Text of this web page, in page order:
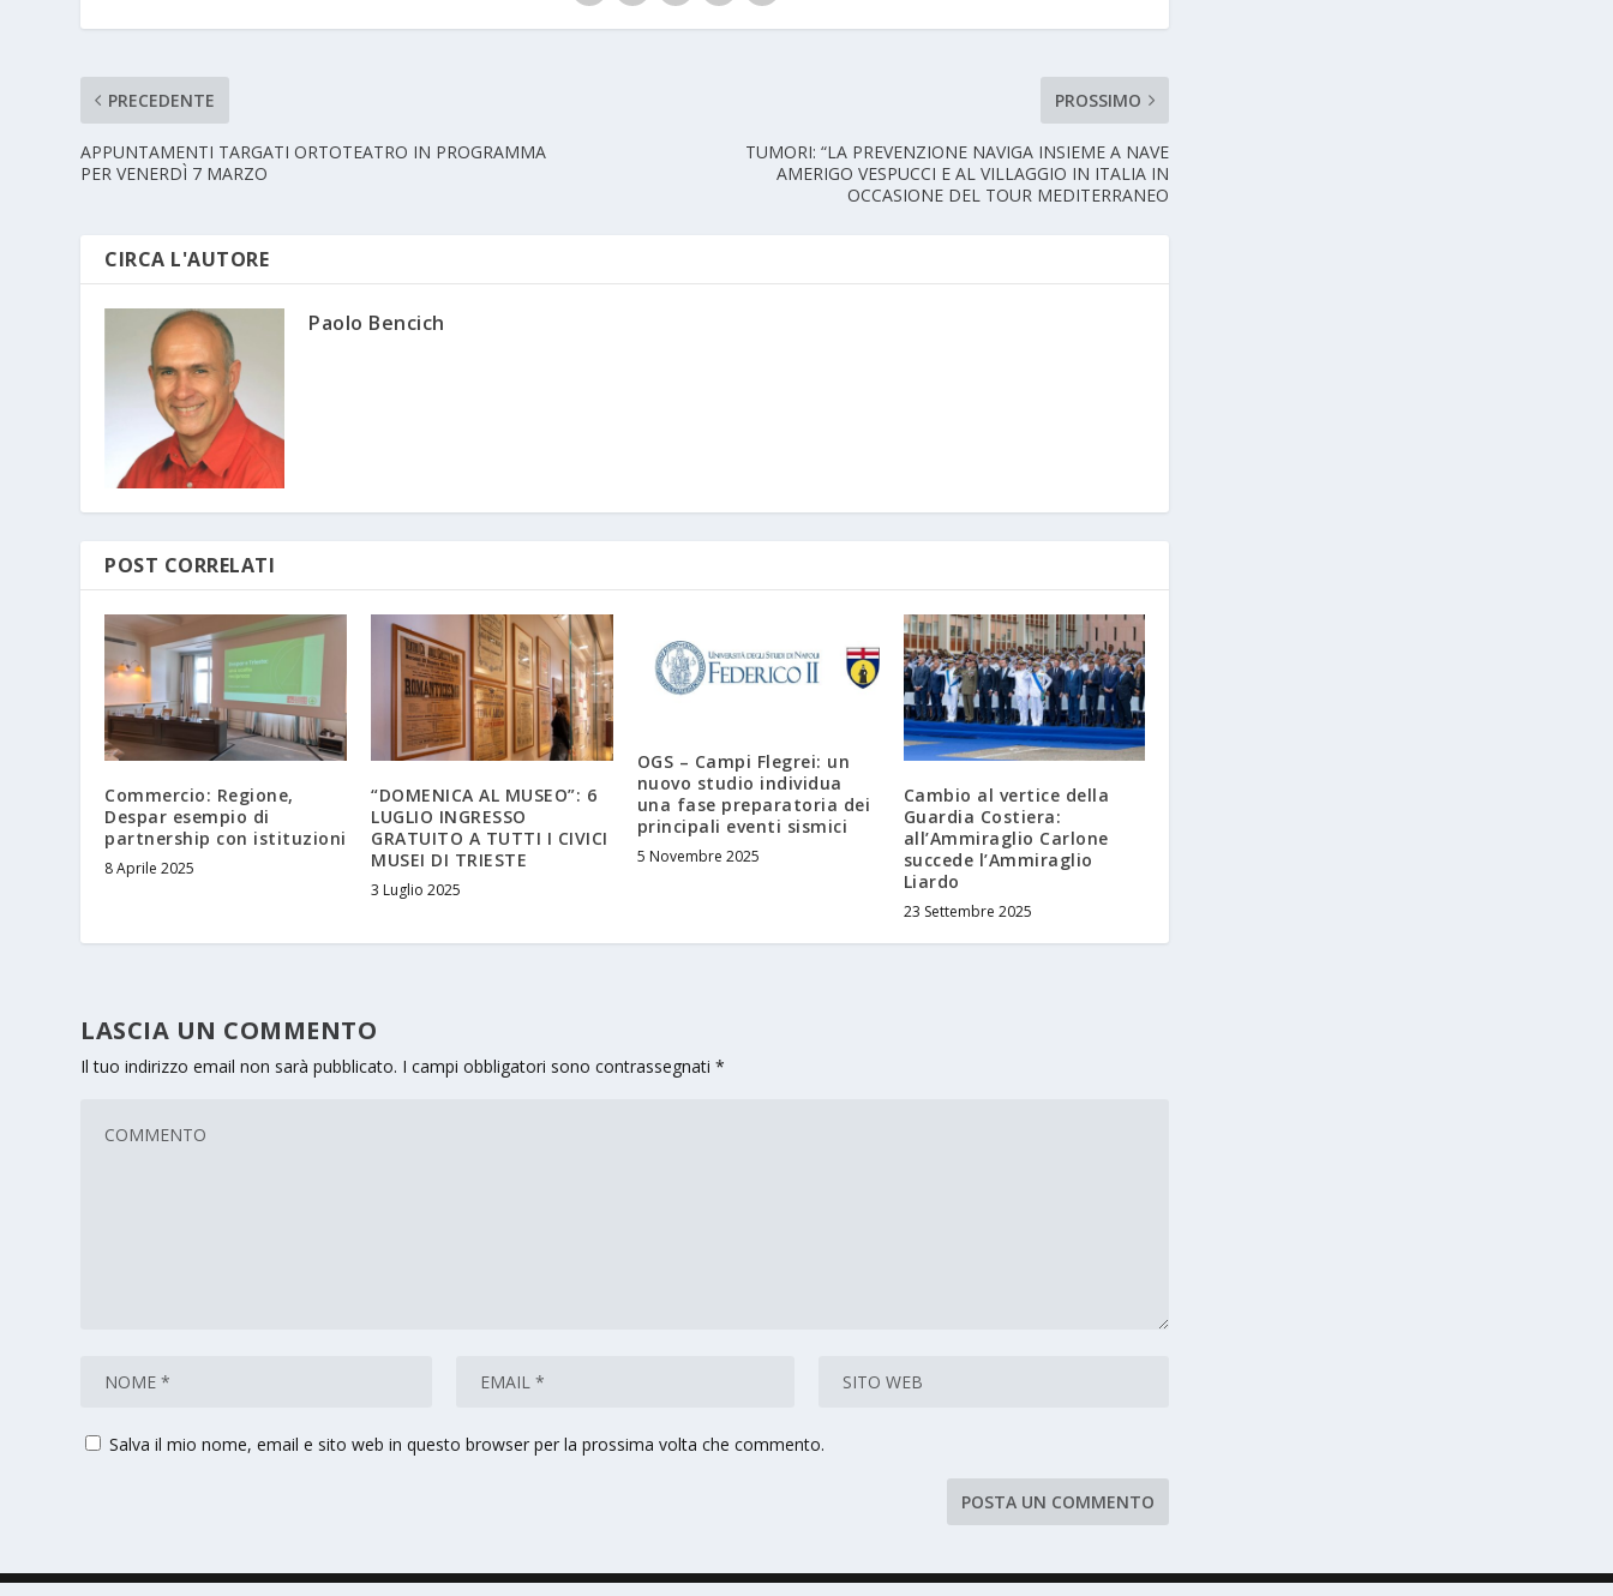
PRECEDENTE
APPUNTAMENTI TARGATI ORTOTEATRO IN PROGRAMMA
PER VENERDÌ 7 MARZO
PROSSIMO
TUMORI: “LA PREVENZIONE NAVIGA INSIEME A NAVE
AMERIGO VESPUCCI E AL VILLAGGIO IN ITALIA IN
OCCASIONE DEL TOUR MEDITERRANEO
CIRCA L'AUTORE
Paolo Bencich
POST CORRELATI
Commercio: Regione,
Despar esempio di
partnership con istituzioni
8 Aprile 2025
“DOMENICA AL MUSEO”: 6
LUGLIO INGRESSO
GRATUITO A TUTTI I CIVICI
MUSEI DI TRIESTE
3 Luglio 2025
OGS – Campi Flegrei: un
nuovo studio individua
una fase preparatoria dei
principali eventi sismici
5 Novembre 2025
Cambio al vertice della
Guardia Costiera:
all’Ammiraglio Carlone
succede l’Ammiraglio
Liardo
23 Settembre 2025
LASCIA UN COMMENTO
Il tuo indirizzo email non sarà pubblicato. I campi obbligatori sono contrassegnati*
Salva il mio nome, email e sito web in questo browser per la prossima volta che commento.